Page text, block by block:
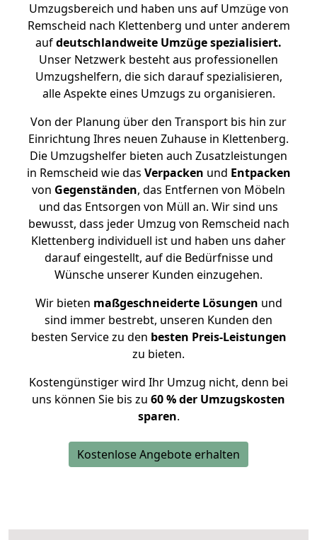
Umzugsbereich und haben uns auf Umzüge von
Remscheid nach Klettenberg und unter anderem
aufdeutschlandweite Umzüge spezialisiert.
Unser Netzwerk besteht aus professionellen
Umzugshelfern, die sich darauf spezialisieren,
alle Aspekte eines Umzugs zu organisieren.
Von der Planung über den Transport bis hin zur
Einrichtung Ihres neuen Zuhause in Klettenberg.
Die Umzugshelfer bieten auch Zusatzleistungen
in Remscheid wie das Verpacken und Entpacken
von Gegenständen, das Entfernen von Möbeln
und das Entsorgen von Müll an. Wir sind uns
bewusst, dass jeder Umzug von Remscheid nach
Klettenberg individuell ist und haben uns daher
darauf eingestellt, auf die Bedürfnisse und
Wünsche unserer Kunden einzugehen.
Wir bieten maßgeschneiderte Lösungen und
sind immer bestrebt, unseren Kunden den
besten Service zu den besten Preis-Leistungen
zu bieten.
Kostengünstiger wird Ihr Umzug nicht, denn bei
uns können Sie bis zu 60 % der Umzugskosten
sparen.
Kostenlose Angebote erhalten